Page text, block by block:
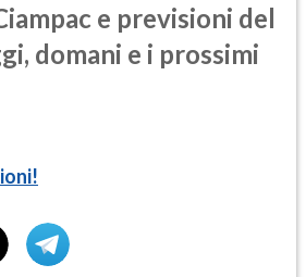
e previsioni del
domani e i prossimi